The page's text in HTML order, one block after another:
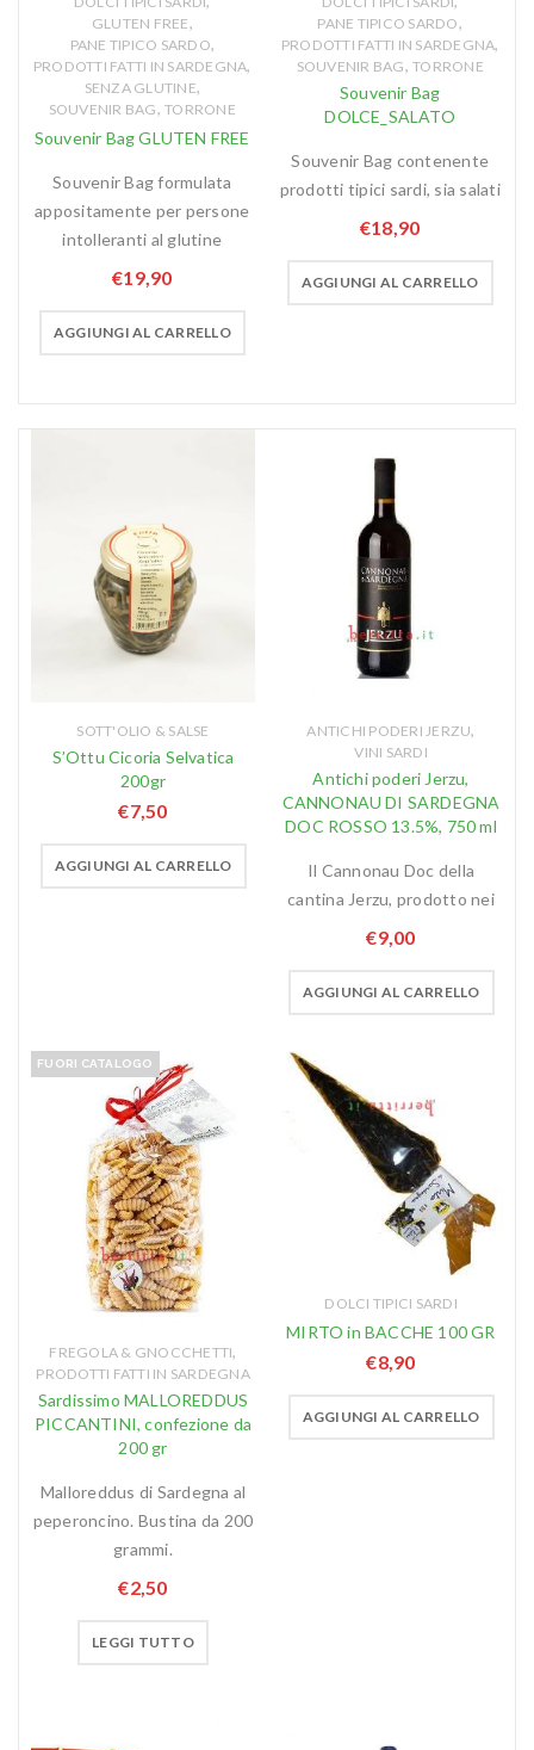
GLUTEN FREE,
PANE TIPICO SARDO,
PRODOTTI FATTI IN SARDEGNA,
SENZA GLUTINE,
SOUVENIR BAG,TORRONE
Souvenir Bag GLUTEN FREE
Souvenir Bag formulata
appositamente per persone
intolleranti al glutine
€19,90
AGGIUNGI AL CARRELLO
PANE TIPICO SARDO,
PRODOTTI FATTI IN SARDEGNA,
SOUVENIR BAG,TORRONE
Souvenir Bag
DOLCE_SALATO
Souvenir Bag contenente
prodotti tipici sardi, sia salati
€18,90
AGGIUNGI AL CARRELLO
SOTT'OLIO & SALSE
S’Ottu Cicoria Selvatica
200gr
€7,50
AGGIUNGI AL CARRELLO
ANTICHI PODERI JERZU,
VINI SARDI
Antichi poderi Jerzu,
CANNONAU DI SARDEGNA
DOC ROSSO 13.5%, 750 ml
Il Cannonau Doc della
cantina Jerzu, prodotto nei
€9,00
AGGIUNGI AL CARRELLO
FUORI CATALOGO
FREGOLA & GNOCCHETTI,
PRODOTTI FATTI IN SARDEGNA
Sardissimo MALLOREDDUS
PICCANTINI, confezione da
200 gr
Malloreddus di Sardegna al
peperoncino. Bustina da 200
grammi.
€2,50
LEGGI TUTTO
DOLCI TIPICI SARDI
MIRTO in BACCHE 100 GR
€8,90
AGGIUNGI AL CARRELLO